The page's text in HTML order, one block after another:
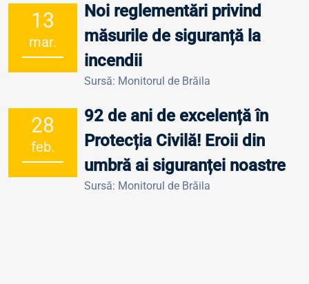
13
mar.
Noi reglementări privind
măsurile de siguranță la
incendii
Sursă: Monitorul de Brăila
28
feb.
92 de ani de excelență în
Protecția Civilă! Eroii din
umbră ai siguranței noastre
Sursă: Monitorul de Brăila